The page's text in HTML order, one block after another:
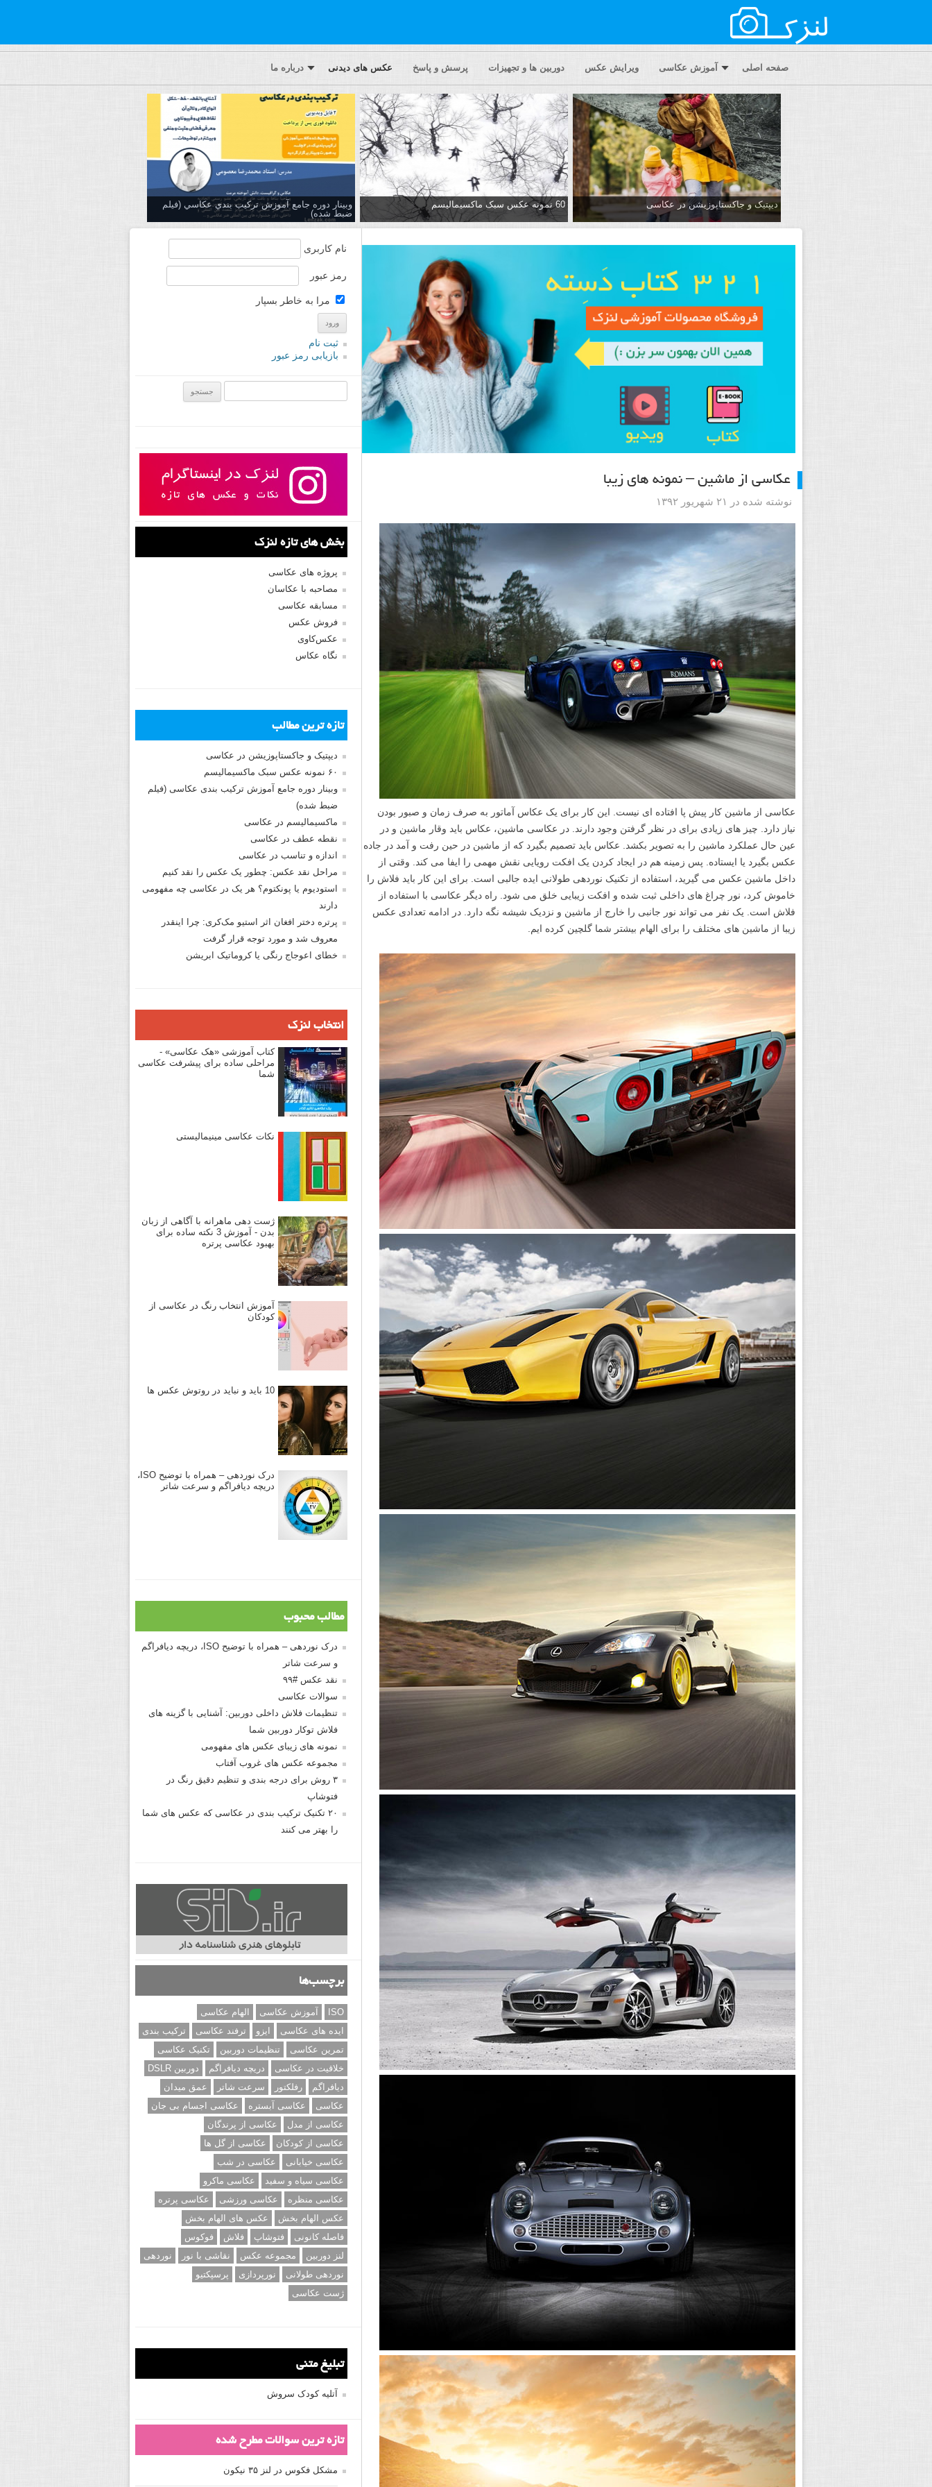
صفحه اصلی آموزش عکاسی ویرایش عکس دوربین ها و تجهیزات پرسش و پاسخ عکس های دیدنی درباره ما
دیپتیک و جاکستا‌پوزیشن در عکاسی 60 نمونه عکس سبک ماکسیمالیسم
وبینار دوره جامع آموزش تركيب بندي عكاسي (فیلم
ضبط شده)
عکاسی از ماشین – نمونه های زیبا
نوشته شده در ۲۱ شهریور ۱۳۹۲
عکاسی از ماشین کار پیش پا افتاده ای نیست. این کار برای یک عکاس آماتور به صرف زمان و صبور بودن
نیاز دارد. چیز های زیادی برای در نظر گرفتن وجود دارند. در عکاسی ماشین، عکاس باید وقار ماشین و در
عین حال عملکرد ماشین را به تصویر بکشد. عکاس باید تصمیم بگیرد که از ماشین در حین رفت و آمد در جاده
عکس بگیرد یا ایستاده. پس زمینه هم در ایجاد کردن یک افکت رویایی نقش مهمی را ایفا می کند. وقتی از
داخل ماشین عکس می گیرید، استفاده از تکنیک نوردهی طولانی ایده جالبی است. برای این کار باید فلاش را
خاموش کرد، نور چراغ های داخلی ثبت شده و افکت زیبایی خلق می شود. راه دیگر عکاسی با استفاده از
فلاش است. یک نفر می تواند نور جانبی را خارج از ماشین و نزدیک شیشه نگه دارد. در ادامه تعدادی عکس
زیبا از ماشین های مختلف را برای الهام بیشتر شما گلچین کرده ایم.
نام کاربری
رمز عبور
مرا به خاطر بسپار
ثبت نام
بازیابی رمز عبور
بخش های تازه لنزک
پروژه های عکاسی
مصاحبه با عکاسان
مسابقه عکاسی
فروش عکس
عکس‌کاوی
نگاه عکاس
تازه ترین مطالب
دیپتیک و جاکستا‌پوزیشن در عکاسی
۶۰ نمونه عکس سبک ماکسیمالیسم
وبینار دوره جامع آموزش ترکیب بندی عکاسی (فیلم
ضبط شده)
ماکسیمالیسم در عکاسی
نقطه عطف در عکاسی
اندازه و تناسب در عکاسی
مراحل نقد عکس: چطور یک عکس را نقد کنیم
استودیوم یا پونکتوم؟ هر یک در عکاسی چه مفهومی
دارند
پرتره دختر افغان اثر استیو مک‌کری: چرا اینقدر
معروف شد و مورد توجه قرار گرفت
خطای اعوجاج رنگی یا کروماتیک ابریشن
انتخاب لنزک
کتاب آموزشی «هک عکاسی» -
مراحلی ساده برای پیشرفت عکاسی
شما
نکات عکاسی مینیمالیستی
ژست دهی ماهرانه با آگاهی از زبان
بدن - آموزش 3 نکته ساده برای
بهبود عکاسی پرتره
آموزش انتخاب رنگ در عکاسی از
کودکان
10 باید و نباید در روتوش عکس ها
درک نوردهی – همراه با توضیح ISO،
دریچه دیافراگم و سرعت شاتر
مطالب محبوب
درک نوردهی – همراه با توضیح ISO، دریچه دیافراگم
و سرعت شاتر
نقد عکس #۹۹
سوالات عکاسی
تنظیمات فلاش داخلی دوربین: آشنایی با گزینه های
فلاش توکار دوربین شما
نمونه های زیبای عکس های مفهومی
مجموعه عکس های غروب آفتاب
۳ روش برای درجه بندی و تنظیم دقیق رنگ در
فتوشاپ
۲۰ تکنیک ترکیب بندی در عکاسی که عکس های شما
را بهتر می کنند
برچسب‌ها
ISO آموزش عکاسی
الهام عکاسی
ایده های عکاسی
ایزو ترفند عکاسی
ترکیب بندی
تمرین عکاسی
تنظیمات دوربین
تکنیک عکاسی
خلاقیت در عکاسی
دریچه دیافراگم
دوربین DSLR
دیافراگم
رفلکتور سرعت شاتر
عمق میدان
عکاسی
عکاسی آبستره
عکاسی اجسام بی جان
عکاسی از مدل
عکاسی از پرندگان
عکاسی از کودکان
عکاسی از گل ها
عکاسی خیابانی
عکاسی در شب
عکاسی سیاه و سفید
عکاسی ماکرو
عکاسی منظره
عکاسی ورزشی
عکاسی پرتره
عکس الهام بخش
عکس های الهام بخش
فاصله کانونی
فتوشاپ فلاش
فوکوس
لنز دوربین
مجموعه عکس نقاشی با نور
نوردهی
نوردهی طولانی
نورپردازی
پرسپکتیو
ژست عکاسی
تبلیغ متنی
آتلیه کودک سروش
تازه ترین سوالات مطرح شده
مشکل فکوس در لنز ۳۵ نیکون